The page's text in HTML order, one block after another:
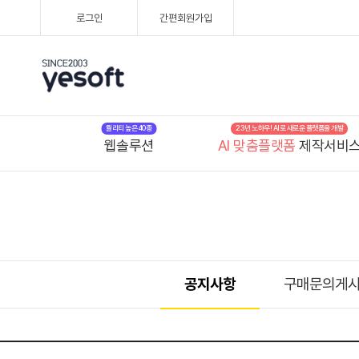
로그인 간편회원가입
웹솔루션
퀄리티 높은 40종
AI 맞춤플랫폼 제작서비
23년 노하우! AI로 새로운 플랫폼을 개발
공지사항 구매문의게